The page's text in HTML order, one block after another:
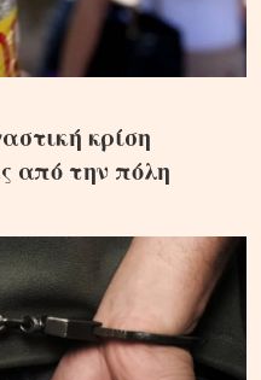
κρίση
από την πόλη